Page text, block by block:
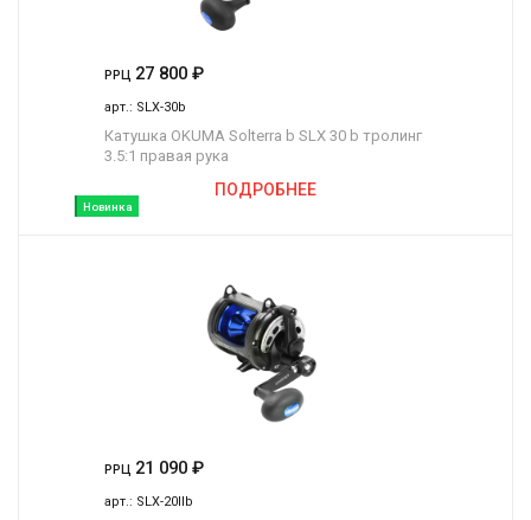
Новинка
РРЦ 27 800 ₽
арт.: SLX-30b
Катушка OKUMA Solterra b SLX 30 b тролинг
3.5:1 правая рука
ПОДРОБНЕЕ
РРЦ 21 090 ₽
арт.: SLX-20IIb